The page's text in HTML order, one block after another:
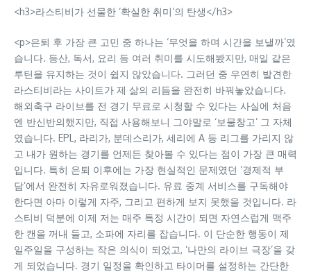
<h3>라스티비가 선물한 ‘확실한 취미’의 탄생</h3>
<p>은퇴 후 가장 큰 고민 중 하나는 ‘무엇을 하며 시간을 보낼까’였
습니다. 등산, 독서, 요리 등 여러 취미를 시도해봤지만, 매일 같은
루틴을 유지하는 것이 쉽지 않았습니다. 그러던 중 우연히 발견한
라스티비라는 사이트가 제 삶의 리듬을 완전히 바꿔놓았습니다.
해외축구 라이브를 전 경기 무료로 시청할 수 있다는 사실에 처음
엔 반신반의했지만, 직접 사용해보니 그야말로 ‘보물창고’ 그 자체
였습니다. EPL, 라리가, 분데스리가, 세리에 A 등 리그를 가리지 않
고 내가 원하는 경기를 언제든 찾아볼 수 있다는 점이 가장 큰 매력
입니다. 특히 은퇴 이후에는 가장 현실적인 문제였던 ‘경제적 부
담’에서 완전히 자유로워졌습니다. 유료 중계 서비스를 구독해야
한다면 아마 이렇게 자주, 그리고 편하게 보지 못했을 것입니다. 라
스티비 덕분에 이제 저는 매주 특정 시간이 되면 자연스럽게 맥주
한 캔을 꺼내 들고, 소파에 자리를 잡습니다. 이 단순한 행동이 제
일주일을 구성하는 작은 의식이 되었고, ‘나만의 라이브 극장’을 갖
게 되었습니다. 경기 일정을 확인하고 타이머를 설정하는 간단한